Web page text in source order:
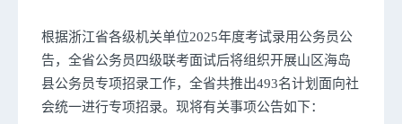
根据浙江省各级机关单位2025年度考试录用公务员公
告，全省公务员四级联考面试后将组织开展山区海岛
县公务员专项招录工作，全省共推出493名计划面向社
会统一进行专项招录。现将有关事项公告如下：